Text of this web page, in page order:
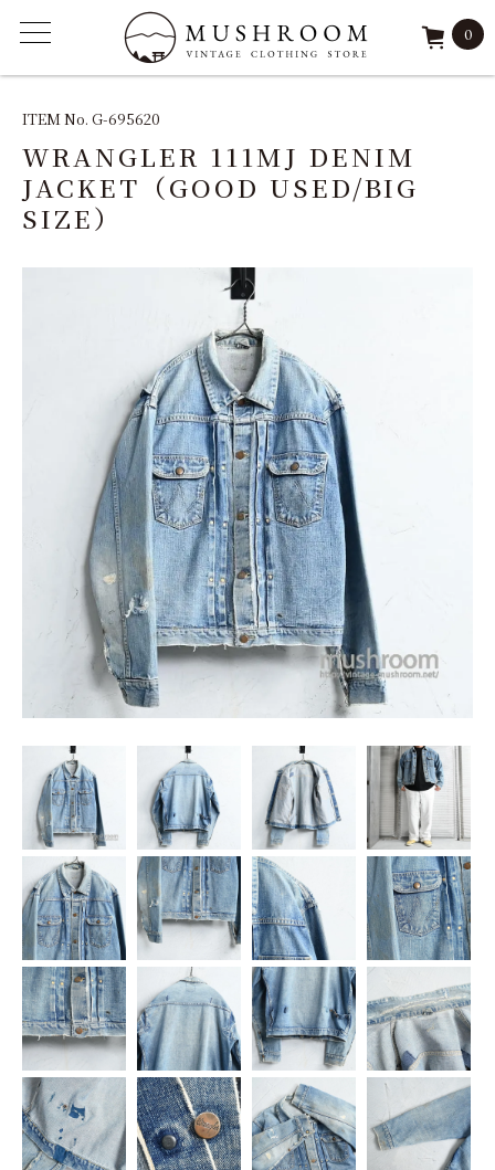
FEATURE
ARCHIVE
MY ACCOUNT
0
ITEM No. G-695620
WRANGLER 111MJ DENIM
JACKET（GOOD USED/BIG
SIZE）